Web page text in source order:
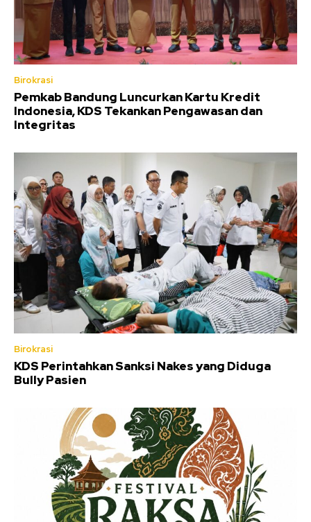
Birokrasi
Pemkab Bandung Luncurkan Kartu Kredit
Indonesia, KDS Tekankan Pengawasan dan
Integritas
Birokrasi
KDS Perintahkan Sanksi Nakes yang Diduga
Bully Pasien